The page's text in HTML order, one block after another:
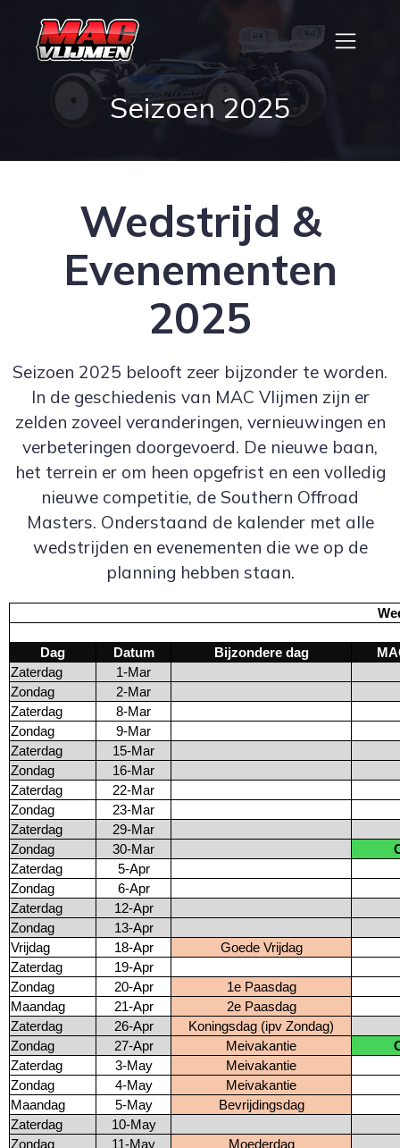
Seizoen 2025
Wedstrijd &
Evenementen
2025
Seizoen 2025 belooft zeer bijzonder te worden.
In de geschiedenis van MAC Vlijmen zijn er
zelden zoveel veranderingen, vernieuwingen en
verbeteringen doorgevoerd. De nieuwe baan,
het terrein er om heen opgefrist en een volledig
nieuwe competitie, de Southern Offroad
Masters. Onderstaand de kalender met alle
wedstrijden en evenementen die we op de
planning hebben staan.
Dag Datum Bijzondere dag
Zaterdag
1-Mar
Zondag
2-Mar
Zaterdag
8-Mar
Zondag
9-Mar
Zaterdag
15-Mar
Zondag
16-Mar
Zaterdag
22-Mar
Zondag
23-Mar
Zaterdag
29-Mar
Zondag
30-Mar
Zaterdag
5-Apr
Zondag
6-Apr
Zaterdag
12-Apr
Zondag
13-Apr
Vrijdag
18-Apr
Goede Vrijdag
Zaterdag
19-Apr
Zondag
20-Apr
1e Paasdag
Maandag
21-Apr
2e Paasdag
Zaterdag
26-Apr
Koningsdag (ipv Zondag)
Zondag
27-Apr Meivakantie
Zaterdag
3-May
Meivakantie
Zondag
4-May
Meivakantie
Maandag
5-May
Bevrijdingsdag
Zaterdag
10-May
Zondag
11-May
Moederdag